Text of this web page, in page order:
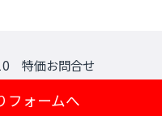
特価お問合せ
フォームへ